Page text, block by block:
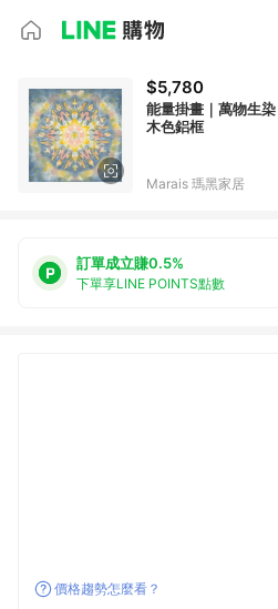
$5,780
能量掛畫｜萬物生
木色鋁框
Marais 瑪黑家居
訂單成立賺0.5%
下單享LINE POINTS點數
價格趨勢怎麼看？